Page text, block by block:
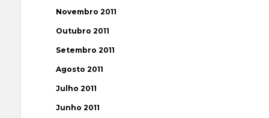
Novembro 2011
Outubro 2011
Setembro 2011
Agosto 2011
Julho 2011
Junho 2011